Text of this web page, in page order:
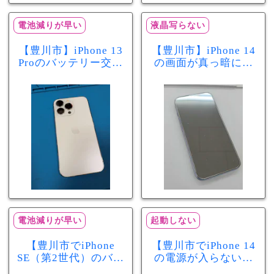
電池減りが早い
【豊川市】iPhone 13
Proのバッテリー交換
が早い症状も当日90
分で改善
液晶写らない
【豊川市】iPhone 14
の画面が真っ暗に…
修理！データそのま
まで復旧しました
電池減りが早い
【豊川市でiPhone
SE（第2世代）のバッ
起動しない
【豊川市でiPhone 14
の電源が入らない修